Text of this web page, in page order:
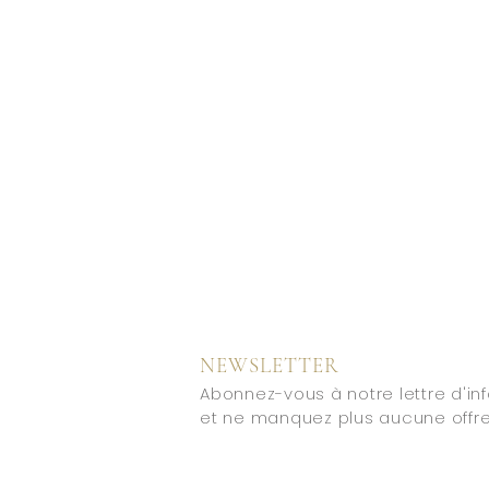
NEWSLETTER
Abonnez-vous à notre lettre
et ne manquez plus aucune